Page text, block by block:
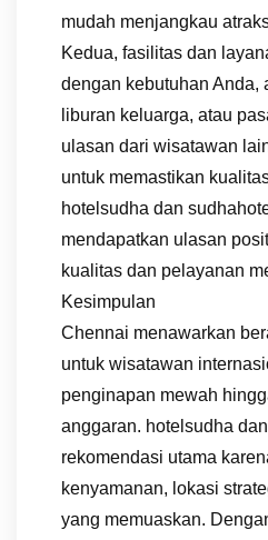
mudah menjangkau
Kedua, fasilitas dan
dengan kebutuhan Anda,
liburan keluarga, atau
ulasan dari wisatawan
untuk memastikan
hotelsudha dan
mendapatkan ulasan
kualitas dan pelayanan
Kesimpulan
Chennai menawarkan
untuk wisatawan
penginapan mewah
anggaran. hotelsudha
rekomendasi utama
kenyamanan, lokasi
yang memuaskan.